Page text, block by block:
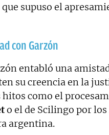
que supuso el
con Garzón
entabló una
su creencia en la
hitos como el
o el de Scilingo por
argentina.